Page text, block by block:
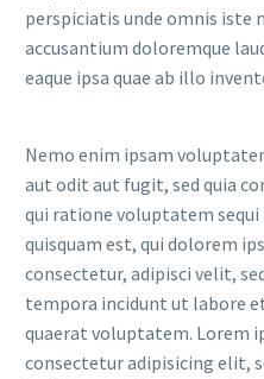
perspiciatis unde omnis
accusantium doloremque
eaque ipsa quae ab illo
Nemo enim ipsam
aut odit aut fugit, sed quia
qui ratione voluptatem sequi
quisquam est, qui dolorem
consectetur, adipisci velit,
tempora incidunt ut labore
quaerat voluptatem. Lorem
consectetur adipisicing elit,